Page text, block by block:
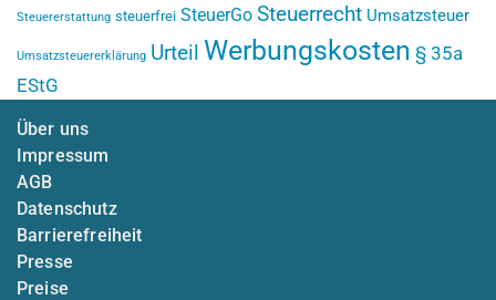
Steuererstattung steuerfrei SteuerGo Steuerrecht Umsatzsteuer
Umsatzsteuererklärung Urteil Werbungskosten § 35a
EStG
Über uns
Impressum
AGB
Datenschutz
Barrierefreiheit
Presse
Preise